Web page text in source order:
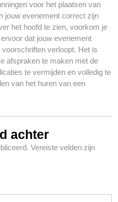
voor het plaatsen van
jouw evenement correct zijn
het hoofd te zien, voorkom je
dat jouw evenement
verloopt. Het is
afspraken te maken met de
te vermijden en volledig te
van het huren van een
achter
Vereiste velden zijn